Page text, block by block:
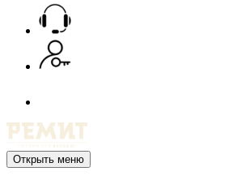
Открыть меню